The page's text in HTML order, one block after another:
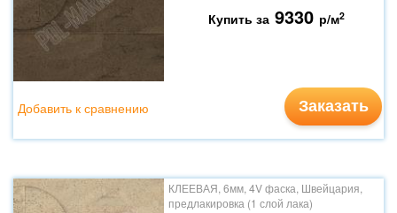
Купить за 9330 р/м2
Заказать
Добавить к сравнению
КЛЕЕВАЯ, 6мм, 4V фаска, Швейцария,
предлакировка (1 слой лака)